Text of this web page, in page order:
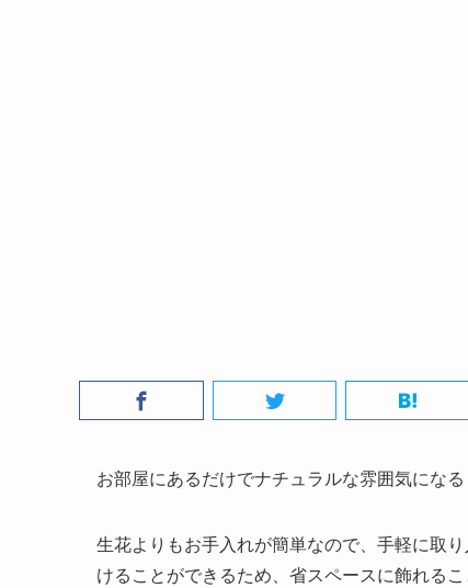
お部屋にあるだけでナチュラルな雰囲気になる
生花よりもお手入れが簡単なので、手軽に取
けることができるため、省スペースに飾れるこ